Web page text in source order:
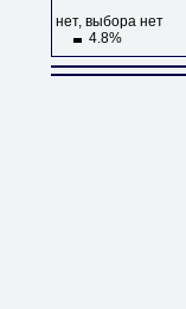
нет, выбора нет
4.8%